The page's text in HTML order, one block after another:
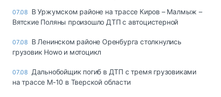
07.08 В Уржумском районе на трассе Киров – Малмыж –
Вятские Поляны произошло ДТП с автоцистерной
07.08 В Ленинском районе Оренбурга столкнулись
грузовик Howo и мотоцикл
07.08 Дальнобойщик погиб в ДТП с тремя грузовиками
на трассе М-10 в Тверской области